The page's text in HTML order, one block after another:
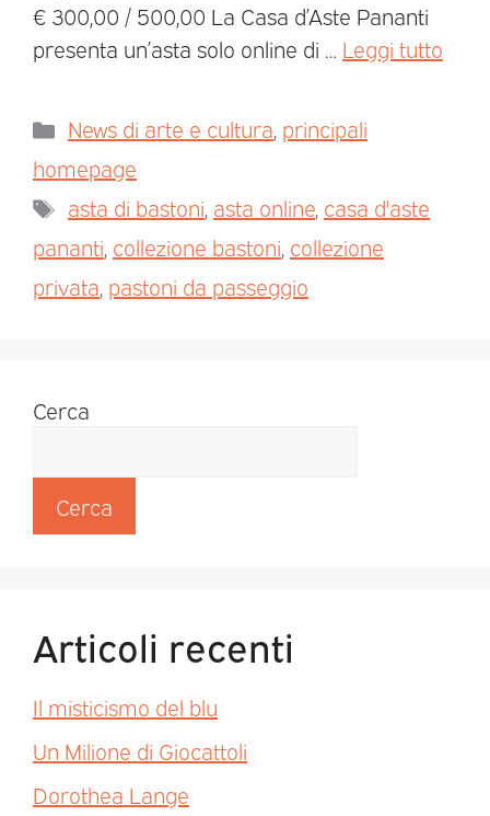
€ 300,00 / 500,00 La Casa d’Aste Pananti
presenta un’asta solo online di … Leggi tutto
News di arte e cultura, principali
homepage
asta di bastoni, asta online, casa d'aste
pananti, collezione bastoni, collezione
privata, pastoni da passeggio
Cerca
Cerca
Articoli recenti
Il misticismo del blu
Un Milione di Giocattoli
Dorothea Lange